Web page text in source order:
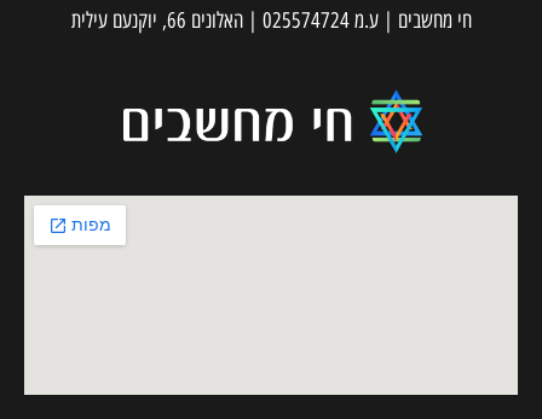
חי מחשבים | ע.מ 025574724 | האלונים 66, יוקנעם עילית